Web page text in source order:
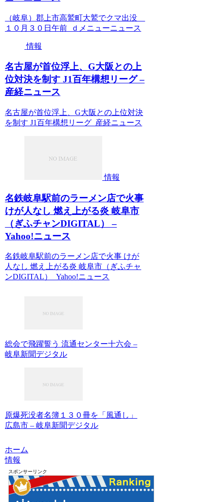
（岐阜）郡上市高鷲町大鷲でクマ出没
１０月３０日午前 ｄメニューニュース
情報
名古屋が首位浮上、G大阪との上
位対決を制す J1百年構想リーグ –
産経ニュース
名古屋が首位浮上、G大阪との上位対決
を制す J1百年構想リーグ 産経ニュース
情報
名鉄岐阜駅前のラーメン店で火事
けが人なし 燃え上がる炎 岐阜市
（ぎふチャンDIGITAL） –
Yahoo!ニュース
名鉄岐阜駅前のラーメン店で火事 けが
人なし 燃え上がる炎 岐阜市（ぎふチャ
ンDIGITAL） Yahoo!ニュース
総会で飛躍誓う 流通センター十六会 –
岐阜新聞デジタル
原爆死没者名簿１３０冊を「風通し」
広島市 – 岐阜新聞デジタル
ホーム
情報
スポンサーリンク